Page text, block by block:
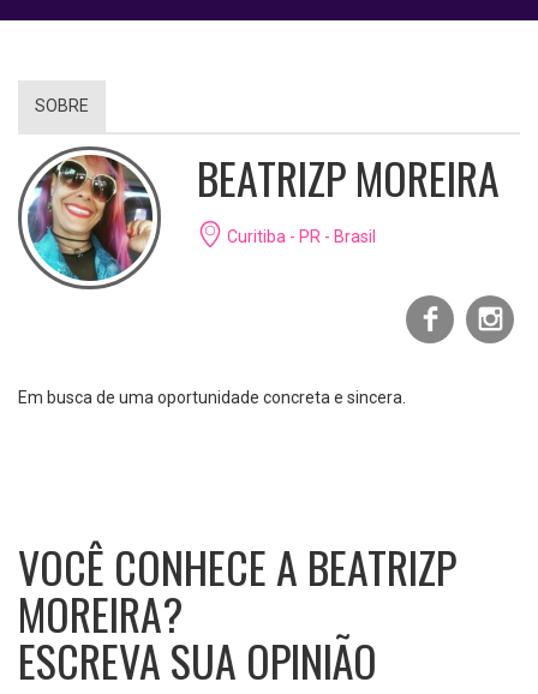
SOBRE
BEATRIZP MOREIRA
Curitiba - PR - Brasil
Em busca de uma oportunidade concreta e sincera.
VOCÊ CONHECE A BEATRIZP
MOREIRA?
ESCREVA SUA OPINIÃO